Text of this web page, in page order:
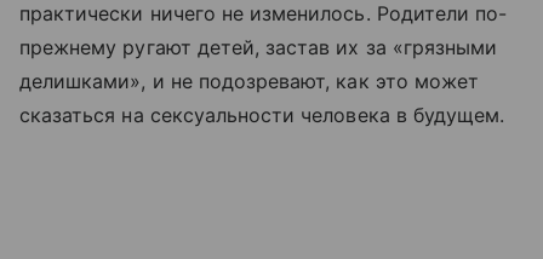
практически ничего не изменилось. Родители по-
прежнему ругают детей, застав их за «грязными
делишками», и не подозревают, как это может
сказаться на сексуальности человека в будущем.